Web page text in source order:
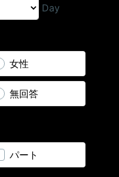
Day
女性
無回答
パート